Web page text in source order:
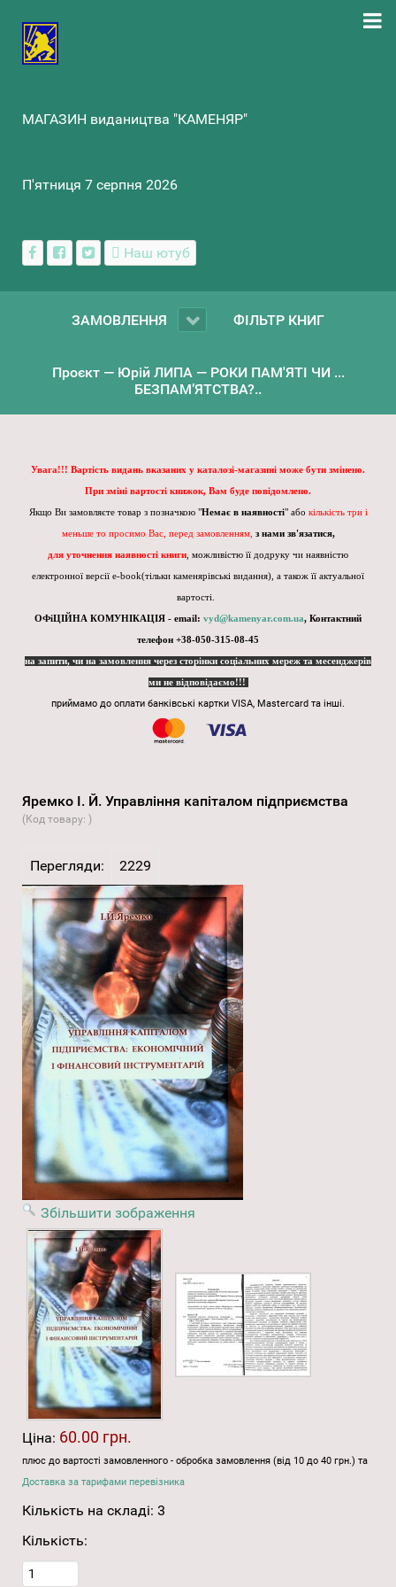
МАГАЗИН видаництва "КАМЕНЯР"
П'ятниця 7 серпня 2026
Наш ютуб
ЗАМОВЛЕННЯ ФІЛЬТР КНИГ
Проєкт — Юрій ЛИПА — РОКИ ПАМ'ЯТІ ЧИ ...
БЕЗПАМ’ЯТСТВА?..
Увага!!! Вартість видань вказаних у каталозі-магазині може бути змінено.
При зміні вартості книжок, Вам буде повідомлено.
Якщо Ви замовляєте товар з позначкою "Немає в наявності" або кількість три і
меньше то просимо Вас, перед замовленням, з нами зв'язатися,
для уточнення наявності книги , можливістю її додруку чи наявністю
електронної версії e-book(тільки каменярівські видання), а також її актуальної
вартості.
ОФіЦІЙНА КОМУНІКАЦІЯ - email: vyd@kamenyar.com.ua, Контактний
телефон +38-050-315-08-45
на запити, чи на замовлення через сторінки соціальних мереж та месенджерів
ми не відповідаємо!!!
приймамо до оплати банківські картки VISA, Mastercard та інші.
Яремко І. Й. Управління капіталом підприємства
(Код товару: )
Перегляди: 2229
Збільшити зображення
Ціна: 60.00 грн.
плюс до вартості замовленного - обробка замовлення (від 10 до 40 грн.) та
Доставка за тарифами перевізника
Кількість на складі: 3
Кількість: